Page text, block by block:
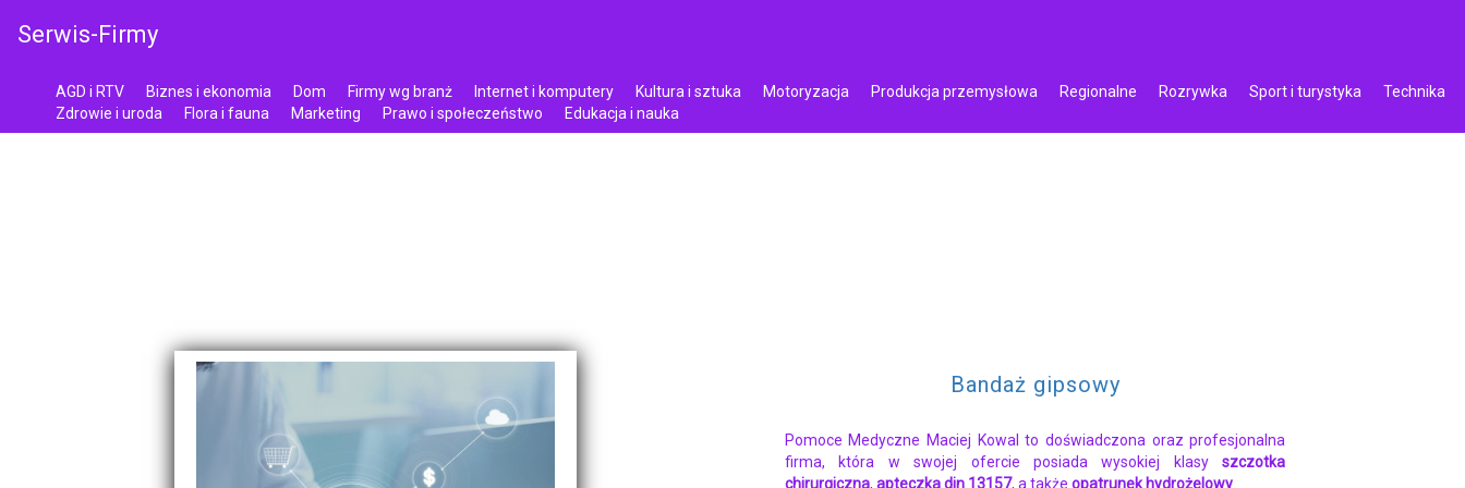
Serwis-Firmy
AGD i RTV Biznes i ekonomia Dom Firmy wg branż Internet i komputery Kultura i sztuka Motoryzacja Produkcja przemysłowa Regionalne Rozrywka Sport i turystyka
Technika
Zdrowie i uroda
Flora i fauna Marketing Prawo i społeczeństwo Edukacja i nauka
Bandaż gipsowy
Pomoce Medyczne Maciej Kowal to doświadczona oraz profesjonalna
firma, która w swojej ofercie posiada wysokiej klasyszczotka
chirurgiczna, apteczka din 13157, a także opatrunek hydrożelowy.